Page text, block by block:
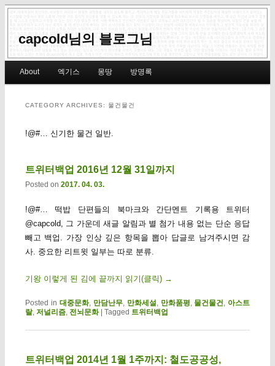
capcold님의 블로그님
Skip to primary content
Skip to secondary content
About 엑기스 몽땅 방명록
CATEGORY ARCHIVES: 물건물건
!@#… 신기한 물건 일반.
트위터백업 2016년 12월 31일까지
Posted on 2017. 04. 03.
!@#… 떡밥 단편들의 북마크와 간단멘트 기록용 트위터
@capcold, 그 가운데 새글 알림과 별 첨가 내용 없는 단순 응답
빼고 백업. 가장 인상 깊은 항목을 뽑아 답글로 남겨주시면 감
사. 중요한 리트윗 일부는 따로 분류.
기왕 이렇게 된 김에 끝까지 읽기(클릭) →
Posted in 대중문화, 만담난무, 만화세설, 만화품평, 물건물건, 아스트
랄, 저널리즘, 전뇌문화 Tagged 트위터백업
트위터백업 2014년 1월 1주까지: 철도공공성,